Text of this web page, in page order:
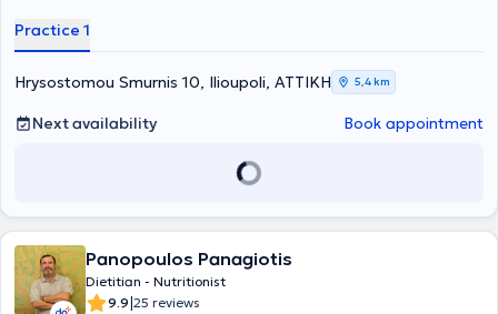
recognized medical scientific journals. Additionally, he participates
and abroad. He is a member of numerous scientific medical
associations, has a rich portfolio of articles in the periodical press,
and frequent television appearances. He has many years of
university, public, and private educational institutions.
Practice 1
Hrysostomou Smurnis 10, Ilioupoli, ΑΤΤΙΚΗ 5,4 km
Next availability Book appointment
Panopoulos Panagiotis
Dietitian - Nutritionist
9.9|25 reviews